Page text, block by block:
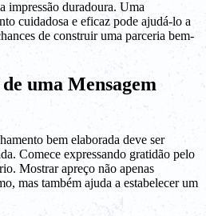
impressão duradoura. Uma
cuidadosa e eficaz pode ajudá-lo a
de construir uma parceria bem-
uma Mensagem
bem elaborada deve ser
Comece expressando gratidão pelo
Mostrar apreço não apenas
mas também ajuda a estabelecer um